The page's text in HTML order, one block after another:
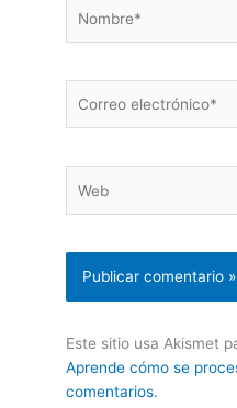
electrónico*
Este sitio usa Akismet
Aprende cómo se
comentarios.